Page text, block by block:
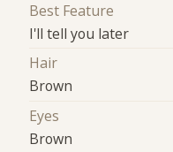
Best Feature
I'll tell you later
Hair
Brown
Eyes
Brown